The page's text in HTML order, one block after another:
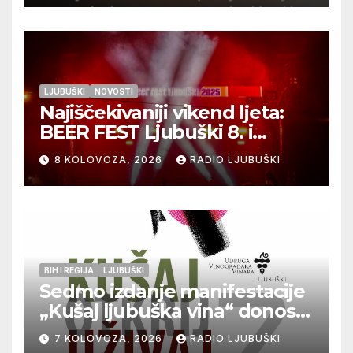
LJUBUŠKI NOVOSTI
Najiščekivaniji vikend ljeta:
BEER FEST Ljubuški 8. i
9.kolovoza
8 KOLOVOZA, 2026 RADIO LJUBUŠKI
BIH I REGIJA LJUBUŠKI
Sedmo izdanje manifestacije
„Kušaj ljubuška vina“ donosi
vrhunska vina, gastronomiju i
7 KOLOVOZA, 2026 RADIO LJUBUŠKI